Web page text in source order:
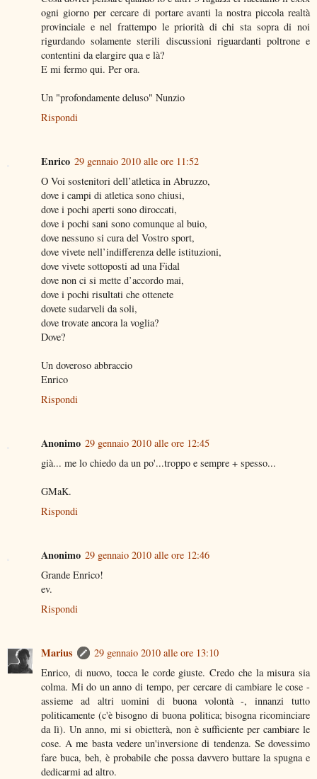
ogni giorno per cercare di portare avanti la nostra piccola realtà
provinciale e nel frattempo le priorità di chi sta sopra di noi
rigurdando solamente sterili discussioni riguardanti poltrone e
contentini da elargire qua e là?
E mi fermo qui. Per ora.
Un "profondamente deluso" Nunzio
Rispondi
Enrico 29 gennaio 2010 alle ore 11:52
O Voi sostenitori dell’atletica in Abruzzo,
dove i campi di atletica sono chiusi,
dove i pochi aperti sono diroccati,
dove i pochi sani sono comunque al buio,
dove nessuno si cura del Vostro sport,
dove vivete nell’indifferenza delle istituzioni,
dove vivete sottoposti ad una Fidal
dove non ci si mette d’accordo mai,
dove i pochi risultati che ottenete
dovete sudarveli da soli,
dove trovate ancora la voglia?
Dove?
Un doveroso abbraccio
Enrico
Rispondi
Anonimo 29 gennaio 2010 alle ore 12:45
già... me lo chiedo da un po'...troppo e sempre + spesso...
GMaK.
Rispondi
Anonimo 29 gennaio 2010 alle ore 12:46
Grande Enrico!
ev.
Rispondi
Marius
29 gennaio 2010 alle ore 13:10
Enrico, di nuovo, tocca le corde giuste. Credo che la misura sia
colma. Mi do un anno di tempo, per cercare di cambiare le cose -
assieme ad altri uomini di buona volontà -, innanzi tutto
politicamente (c'è bisogno di buona politica; bisogna ricominciare
da lì). Un anno, mi si obietterà, non è sufficiente per cambiare le
cose. A me basta vedere un'inversione di tendenza. Se dovessimo
fare buca, beh, è probabile che possa davvero buttare la spugna e
dedicarmi ad altro.